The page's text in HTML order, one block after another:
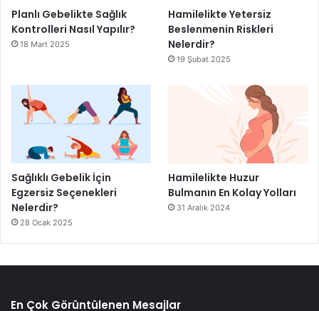
Planlı Gebelikte Sağlık
Kontrolleri Nasıl Yapılır?
18 Mart 2025
Hamilelikte Yetersiz
Beslenmenin Riskleri
Nelerdir?
19 Şubat 2025
Sağlıklı Gebelik İçin
Egzersiz Seçenekleri
Nelerdir?
28 Ocak 2025
Hamilelikte Huzur
Bulmanın En Kolay Yolları
31 Aralık 2024
En Çok Görüntülenen Mesajlar